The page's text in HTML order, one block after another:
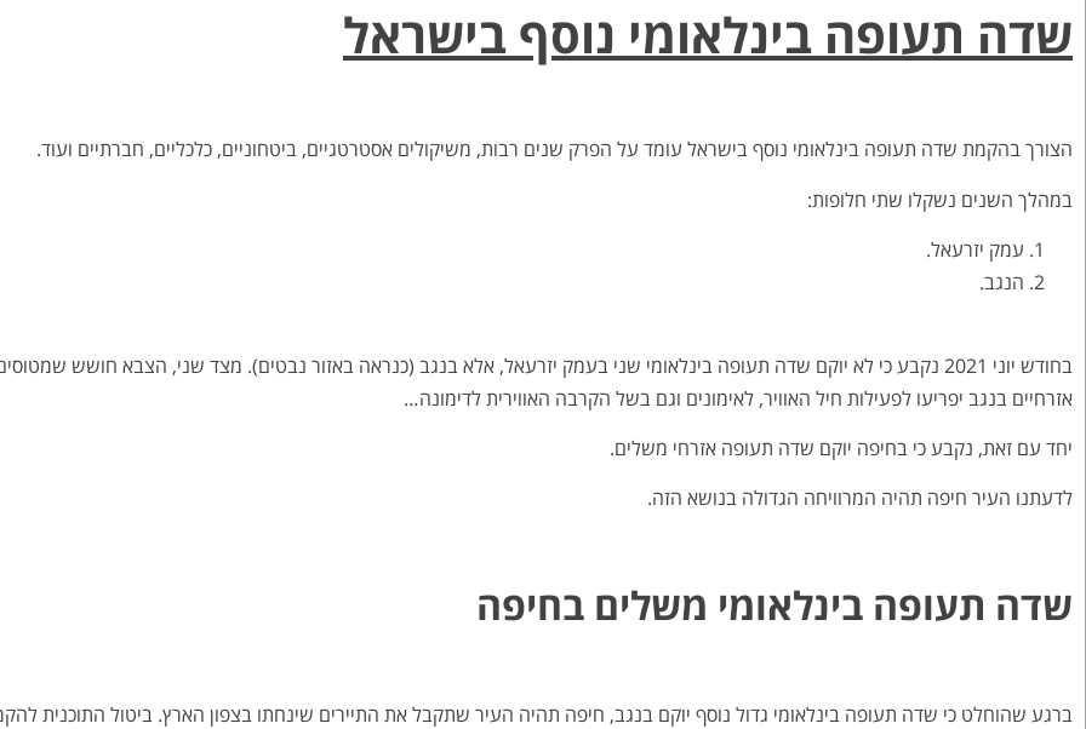
שדה תעופה בינלאומי נוסף בישראל
הצורך בהקמת שדה תעופה בינלאומי נוסף בישראל עומד על הפרק שנים רבות, משיקולים אסטרטגיים, ביטחוניים, כלכליים, חברתיים ועוד.
במהלך השנים נשקלו שתי חלופות:
עמק יזרעאל.
הנגב.
בחודש יוני 2021 נקבע כי לא יוקם שדה תעופה בינלאומי שני בעמק יזרעאל, אלא בנגב (כנראה באזור נבטים). מצד שני, הצבא חושש
אזרחיים בנגב יפריעו לפעילות חיל האוויר, לאימונים וגם בשל הקרבה האווירית לדימונה…
יחד עם זאת, נקבע כי בחיפה יוקם שדה תעופה אזרחי משלים.
לדעתנו העיר חיפה תהיה המרוויחה הגדולה בנושא הזה.
שדה תעופה בינלאומי משלים בחיפה
ברגע שהוחלט כי שדה תעופה בינלאומי גדול נוסף יוקם בנגב, חיפה תהיה העיר שתקבל את התיירים שינחתו בצפון הארץ. ביטול התוכנית